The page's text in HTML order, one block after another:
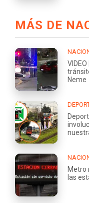
MÁS DE
Neme
Metro
las